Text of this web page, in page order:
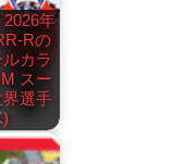
年
Rの
カラ
スー
選手